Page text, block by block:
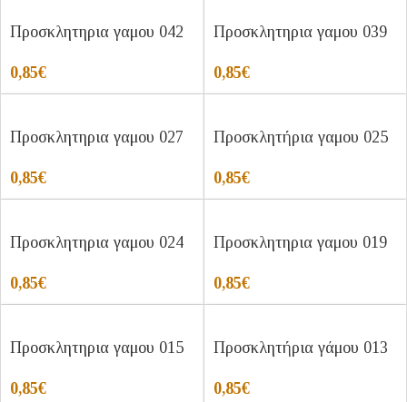
Προσκλητηρια γαμου 042
0,85€
Προσκλητηρια γαμου 039
0,85€
Προσκλητηρια γαμου 027
0,85€
Προσκλητήρια γαμου 025
0,85€
Προσκλητηρια γαμου 024
0,85€
Προσκλητηρια γαμου 019
0,85€
Προσκλητηρια γαμου 015
0,85€
Προσκλητήρια γάμου 013
0,85€